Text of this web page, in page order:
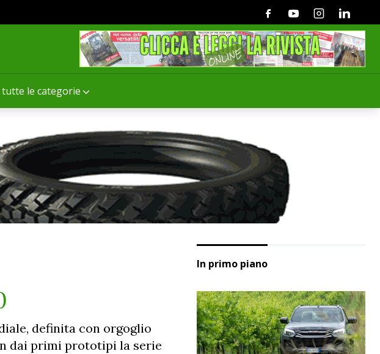
tutte le categorie
FacebookYoutubeInstagramLinkedin
definita con orgoglio
dai primi prototipi la serie
In primo piano